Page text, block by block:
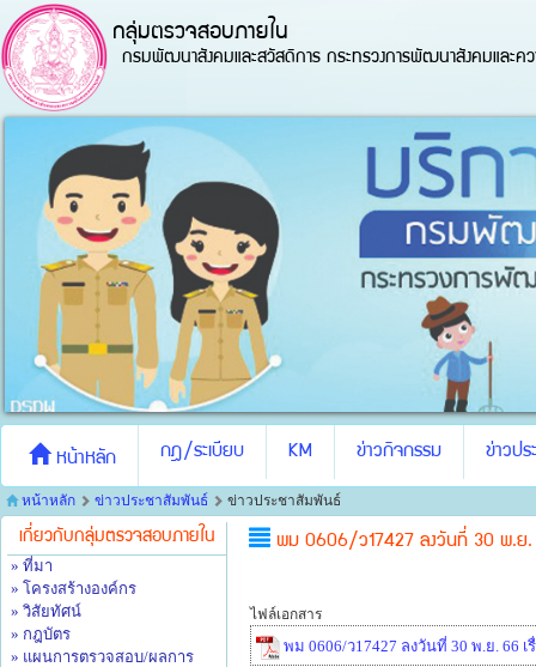
กลุ่มตรวจสอบภายใน
กรมพัฒนาสังคมและสวัสดิการ กระทรวงการพัฒนาสังคมและค
หน้าหลัก กฎ/ระเบียบ KM ข่าวกิจกรรม ข่าวป
หน้าหลัก ข่าวประชาสัมพันธ์ ข่าวประชาสัมพันธ์
เกี่ยวกับกลุ่มตรวจสอบภายใน
» ที่มา
» โครงสร้างองค์กร
» วิสัยทัศน์
» กฎบัตร
» แผนการตรวจสอบ/ผลการ
พม 0606/ว17427 ลงวันที่ 30 พ.ย.
ไฟล์เอกสาร
พม 0606/ว17427 ลงวันที่ 30 พ.ย. 66